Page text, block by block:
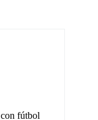
fútbol